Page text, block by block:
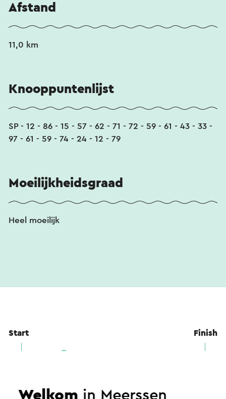
Afstand
11,0 km
Knooppuntenlijst
SP - 12 - 86 - 15 - 57 - 62 - 71 - 72 - 59 - 61 - 43 - 33 -
97 - 61 - 59 - 74 - 24 - 12 - 79
Moeilijkheidsgraad
Heel moeilijk
Start Finish
Welkom in Meerssen